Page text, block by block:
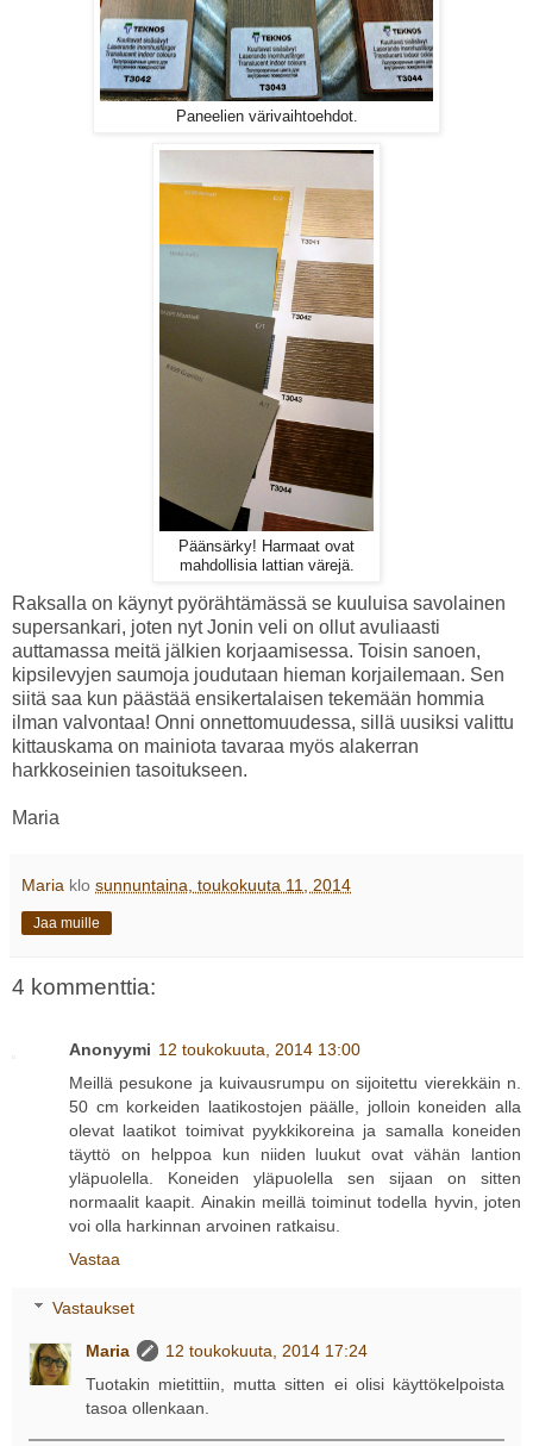
Paneelien värivaihtoehdot.
Päänsärky! Harmaat ovat
mahdollisia lattian värejä.
Raksalla on käynyt pyörähtämässä se kuuluisa savolainen
supersankari, joten nyt Jonin veli on ollut avuliaasti
auttamassa meitä jälkien korjaamisessa. Toisin sanoen,
kipsilevyjen saumoja joudutaan hieman korjailemaan. Sen
siitä saa kun päästää ensikertalaisen tekemään hommia
ilman valvontaa! Onni onnettomuudessa, sillä uusiksi valittu
kittauskama on mainiota tavaraa myös alakerran
harkkoseinien tasoitukseen.
Maria
Maria klo sunnuntaina, toukokuuta 11, 2014
Jaa muille
4 kommenttia:
Anonyymi 12 toukokuuta, 2014 13:00
Meillä pesukone ja kuivausrumpu on sijoitettu vierekkäin n.
50 cm korkeiden laatikostojen päälle, jolloin koneiden alla
olevat laatikot toimivat pyykkikoreina ja samalla koneiden
täyttö on helppoa kun niiden luukut ovat vähän lantion
yläpuolella. Koneiden yläpuolella sen sijaan on sitten
normaalit kaapit. Ainakin meillä toiminut todella hyvin, joten
voi olla harkinnan arvoinen ratkaisu.
Vastaa
Vastaukset
Maria
12 toukokuuta, 2014 17:24
Tuotakin mietittiin, mutta sitten ei olisi käyttökelpoista
tasoa ollenkaan.